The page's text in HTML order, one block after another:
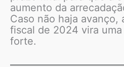
aumento da
Caso não haja avanço,
fiscal de 2024 vira
forte.